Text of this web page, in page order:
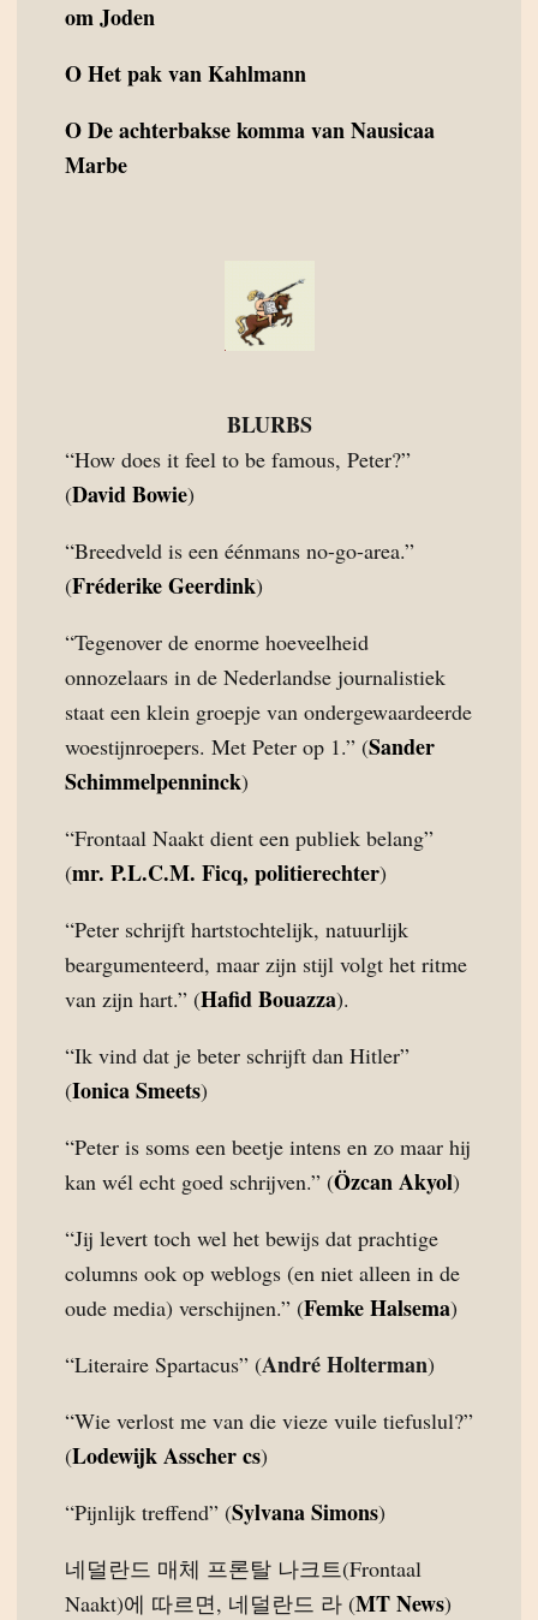
om Joden
OHet pak van Kahlmann
ODe achterbakse komma van Nausicaa
Marbe
BLURBS
“How does it feel to be famous, Peter?”
(David Bowie)
“Breedveld is een éénmans no-go-area.”
(Fréderike Geerdink)
“Tegenover de enorme hoeveelheid
onnozelaars in de Nederlandse journalistiek
staat een klein groepje van ondergewaardeerde
woestijnroepers. Met Peter op 1.” (Sander
Schimmelpenninck)
“Frontaal Naakt dient een publiek belang”
(mr. P.L.C.M. Ficq, politierechter)
“Peter schrijft hartstochtelijk, natuurlijk
beargumenteerd, maar zijn stijl volgt het ritme
van zijn hart.” (Hafid Bouazza).
“Ik vind dat je beter schrijft dan Hitler”
(Ionica Smeets)
“Peter is soms een beetje intens en zo maar hij
kan wél echt goed schrijven.” (Özcan Akyol)
“Jij levert toch wel het bewijs dat prachtige
columns ook op weblogs (en niet alleen in de
oude media) verschijnen.” (Femke Halsema)
“Literaire Spartacus” (André Holterman)
“Wie verlost me van die vieze vuile tiefuslul?”
(Lodewijk Asscher cs)
“Pijnlijk treffend” (Sylvana Simons)
네덜란드 매체 프론탈 나크트(Frontaal
Naakt)에 따르면, 네덜란드 라 (MT News)